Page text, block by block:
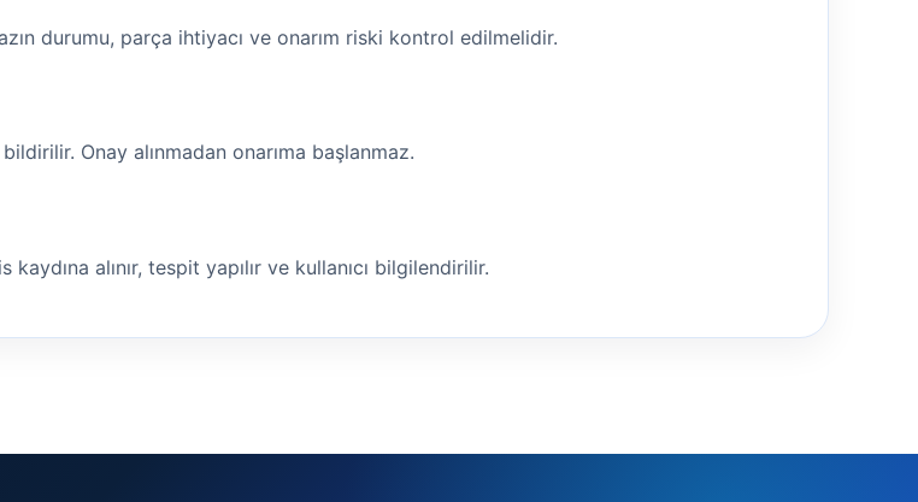
durumu, parça ihtiyacı ve onarım riski kontrol edilmelidir.
Onay alınmadan onarıma başlanmaz.
alınır, tespit yapılır ve kullanıcı bilgilendirilir.